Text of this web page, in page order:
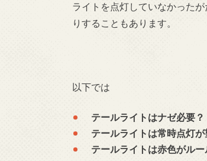
ライトを点灯していなかった
りすることもあります。
以下では
テールライトはナゼ必要？
テールライトは常時点灯
テールライトは赤色がルー